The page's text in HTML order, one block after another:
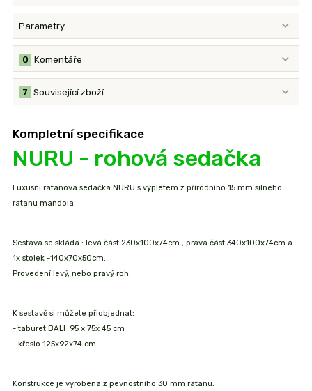
Parametry
Komentáře
0
Související zboží
7
Kompletní specifikace
NURU - rohová sedačka
Luxusní ratanová sedačka NURU s výpletem z přírodního 15 mm silného
ratanu mandola.
Sestava se skládá : levá část 230x100x74cm , pravá část 340x100x74cm a
1x stolek -140x70x50cm.
Provedení levý, nebo pravý roh.
K sestavě si můžete přiobjednat:
- taburet BALI 95 x 75x 45 cm
- křeslo 125x92x74 cm
Konstrukce je vyrobena z pevnostního 30 mm ratanu.